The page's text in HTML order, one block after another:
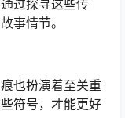
过探寻这些传
事情节。
也扮演着至关重
符号，才能更好